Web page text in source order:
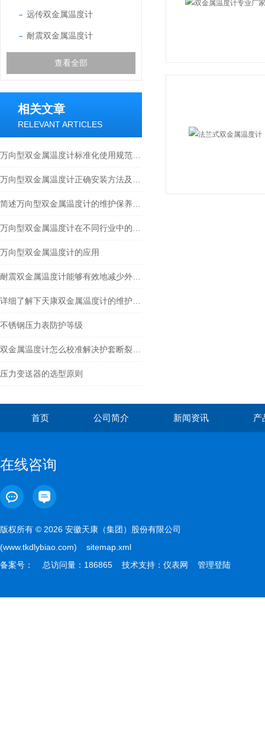
远传双金属温度计
耐震双金属温度计
查看全部
相关文章
RELEVANT ARTICLES
万向型双金属温度计的应用
不锈钢压力表防护等级
压力变送器的选型原则
首页 公司简介 新闻资讯 产
在线咨询
版权所有 © 2026 安徽天康（集团）股份有限公司
(www.tkdlybiao.com) sitemap.xml
备案号：
总访问量：186865 技术支持： 仪表网 管理登陆